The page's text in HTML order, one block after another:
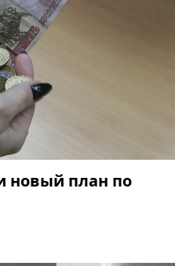
новый план по